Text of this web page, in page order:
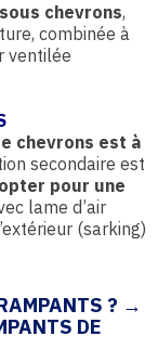
chevrons,
combinée à
ventilée
chevrons est à
secondaire est
opter pour une
lame d’air
(sarking)
? →
DE